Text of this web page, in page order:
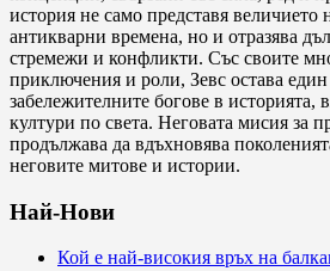
история не само представя величието
антикварни времена, но и отразява
стремежи и конфликти. Със своите
приключения и роли, Зевс остава
забележителните богове в историята,
култури по света. Неговата мисия за
продължава да вдъхновява
неговите митове и истории.
Най-Нови
Кой е най-високия връх на